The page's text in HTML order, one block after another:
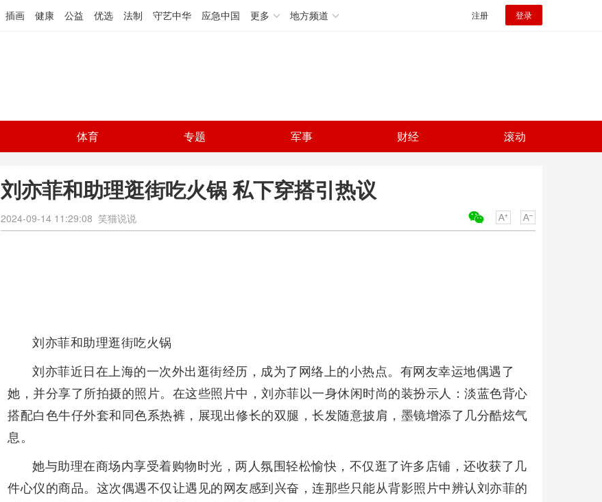
插画 健康 公益 优选 法制 守艺中华 应急中国 更多 地方频道 注册 登录
体育 专题 军事 财经 滚动
刘亦菲和助理逛街吃火锅 私下穿搭引热议
2024-09-14 11:29:08 笑猫说说
刘亦菲和助理逛街吃火锅
刘亦菲近日在上海的一次外出逛街经历，成为了网络上的小热点。有网友幸运地偶遇了
她，并分享了所拍摄的照片。在这些照片中，刘亦菲以一身休闲时尚的装扮示人：淡蓝色背心
搭配白色牛仔外套和同色系热裤，展现出修长的双腿，长发随意披肩，墨镜增添了几分酷炫气
息。
她与助理在商场内享受着购物时光，两人氛围轻松愉快，不仅逛了许多店铺，还收获了几
件心仪的商品。这次偶遇不仅让遇见的网友感到兴奋，连那些只能从背影照片中辨认刘亦菲的